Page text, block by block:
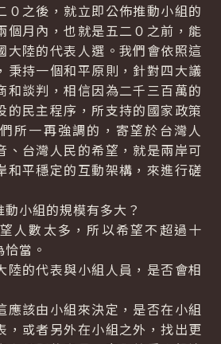
之後，就立即公佈推動小組的
個月內，也就是五二０之前，能
大陸的代表人選。我們會依照這
秉持一個和平原則，針對四大議
和談判，相信因為二千三百萬的
的民主程序，所支持的國家政策
所一再強調的，寄望於台灣人
、台灣人民的希望，就是兩岸可
和平穩定的互動架構，來進行磋
小組的規模有多大？
數太多，所以希望不超過十
當。
的代表與小組人員，是否會相
該由小組來決定，是否在小組
，或者另外在小組之外，找出更